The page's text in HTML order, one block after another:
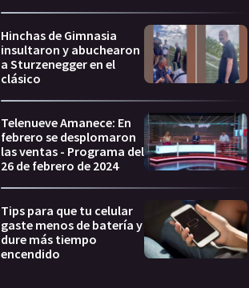
Hinchas de Gimnasia
insultaron y abuchearon
a Sturzenegger en el
clásico
Telenueve Amanece: En
febrero se desplomaron
las ventas - Programa del
26 de febrero de 2024
Tips para que tu celular
gaste menos de batería y
dure más tiempo
encendido